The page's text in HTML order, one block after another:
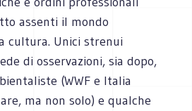
assenti il mondo
cultura. Unici strenui
di osservazioni, sia dopo,
(WWF e Italia
ma non solo) e qualche